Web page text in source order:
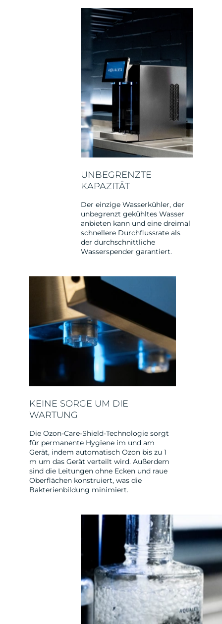
UNBEGRENZTE
KAPAZITÄT
Der einzige Wasserkühler, der
unbegrenzt gekühltes Wasser
anbieten kann und eine dreimal
schnellere Durchflussrate als
der durchschnittliche
Wasserspender garantiert.
KEINE SORGE UM DIE
WARTUNG
Die Ozon-Care-Shield-Technologie sorgt
für permanente Hygiene im und am
Gerät, indem automatisch Ozon bis zu 1
m um das Gerät verteilt wird. Außerdem
sind die Leitungen ohne Ecken und raue
Oberflächen konstruiert, was die
Bakterienbildung minimiert.